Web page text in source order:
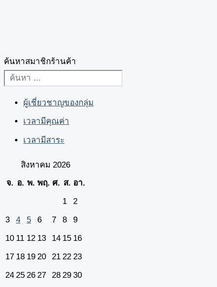
ค้นหาสมาชิกร้านค้า
ผู้เชี่ยวชาญของกลุ่ม
เวลามีคุณค่า
เวลามีสาระ
สิงหาคม 2026
จ. อ. พ. พฤ. ศ. ส. อา.
1
2
3
4 5 6 7 8
9
10 11 12 13 14 15 16
17 18 19 20 21 22 23
24 25 26 27 28 29 30